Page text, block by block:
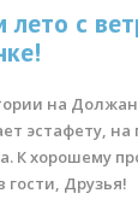
лето с
на
эстафету,
К хорошему
гости, Друзья!